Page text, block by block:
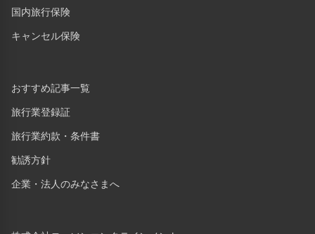
国内旅行保険
キャンセル保険
おすすめ記事一覧
旅行業登録証
旅行業約款・条件書
勧誘方針
企業・法人のみなさまへ